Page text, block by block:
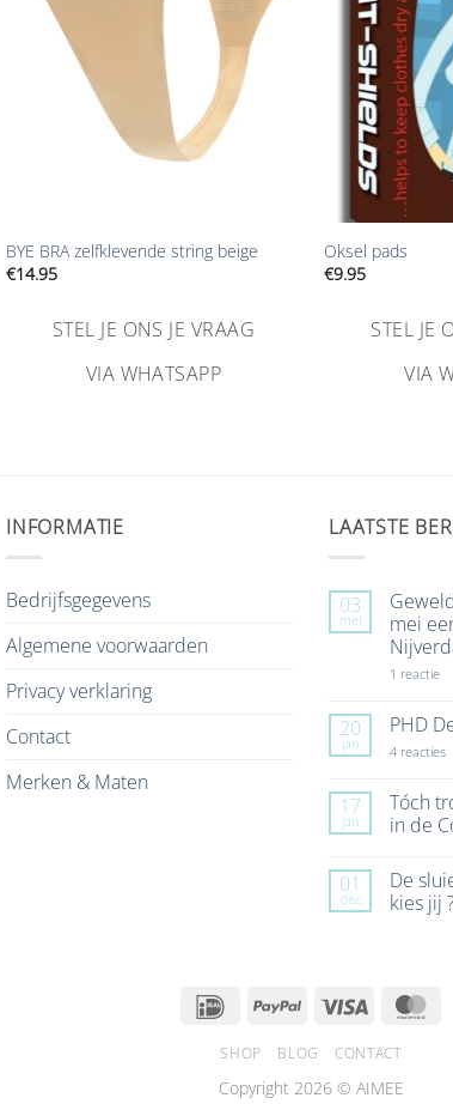
BYE BRA zelfklevende string beige
€14.95
STEL JE ONS JE VRAAG
VIA WHATSAPP
Oksel pads
€9.95
STEL JE
VIA
INFORMATIE
Bedrijfsgegevens
Algemene voorwaarden
Privacy verklaring
Contact
Merken & Maten
LAATSTE
03
mei
mei
1 reactieop
7
mei
in
20
jan
PHD
4 reactiesop
17
jan
Tóch
in de
op
Tóch
trouwjurken
01
dec
De
kies jij
welke
lengte
jij
IDeal PayPal Visa
SHOP BLOG CONTACT
Copyright 2026 © AIMEE